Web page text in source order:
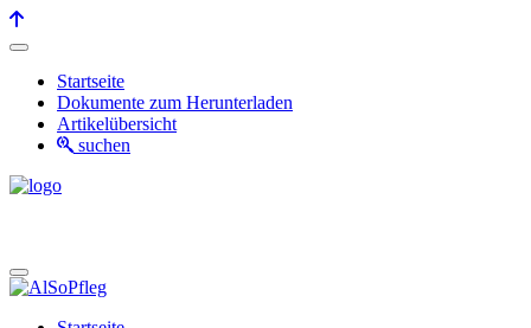
Startseite
Dokumente zum Herunterladen
Artikelübersicht
suchen